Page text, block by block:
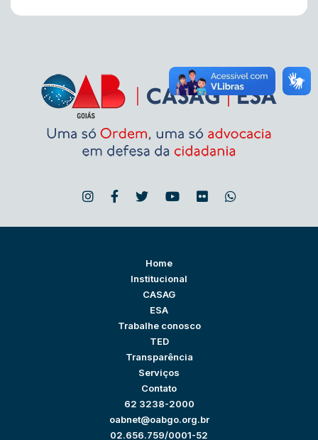
Home
Institucional
CASAG
ESA
Trabalhe conosco
TED
Transparência
Serviços
Contato
62 3238-2000
oabnet@oabgo.org.br
02.656.759/0001-52